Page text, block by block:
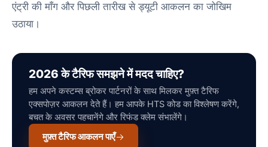
एंट्री की माँग और पिछली तारीख से ड्यूटी आकलन का जोखिम
उठाया।
2026 के टैरिफ समझने में मदद चाहिए?
हम अपने कस्टम्स ब्रोकर पार्टनरों के साथ मिलकर मुफ़्त टैरिफ
एक्सपोज़र आकलन देते हैं। हम आपके HTS कोड का विश्लेषण करेंगे,
बचत के अवसर पहचानेंगे और रिफंड क्लेम संभालेंगे।
मुफ़्त टैरिफ आकलन पाएँ